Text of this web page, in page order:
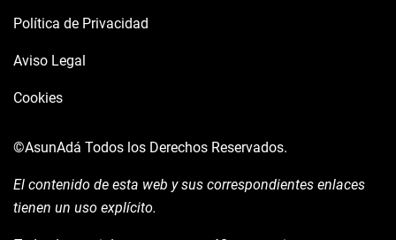
Política de Privacidad
Aviso Legal
Cookies
©AsunAdá Todos los Derechos Reservados.
El contenido de esta web y sus correspondientes enlaces
tienen un uso explícito.